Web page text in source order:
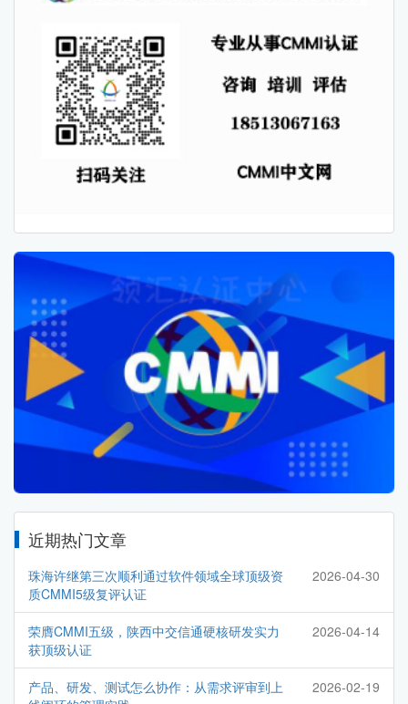
近期热门文章
珠海许继第三次顺利通过软件领域全球顶级资
质CMMI5级复评认证
2026-04-30
荣膺CMMI五级，陕西中交信通硬核研发实力
获顶级认证
2026-04-14
产品、研发、测试怎么协作：从需求评审到上
2026-02-19